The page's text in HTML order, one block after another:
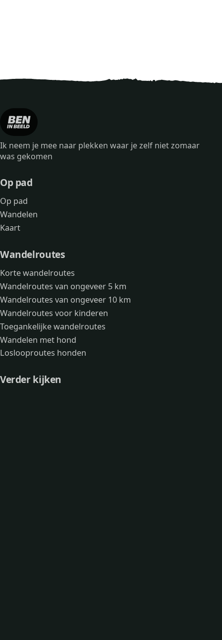
Ik neem je mee naar plekken waar je zelf niet zomaar
was gekomen
Op pad
Op pad
Wandelen
Kaart
Wandelroutes
Korte wandelroutes
Wandelroutes van ongeveer 5 km
Wandelroutes van ongeveer 10 km
Wandelroutes voor kinderen
Toegankelijke wandelroutes
Wandelen met hond
Loslooproutes honden
Verder kijken